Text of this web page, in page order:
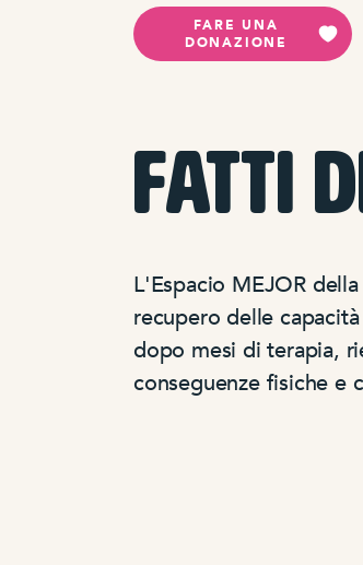
FARE UNA
DONAZIONE
Fatti
L'Espacio MEJOR
recupero delle
dopo mesi di terapia,
conseguenze fisiche e